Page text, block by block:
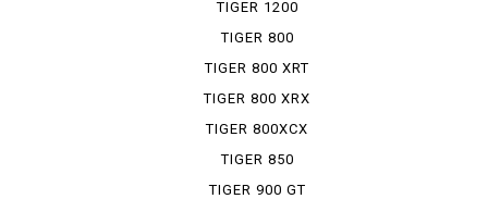
TIGER 1200
XRT
TIGER 800
TIGER 800 XRT
TIGER 800 XRX
TIGER 800XCX
TIGER 850
SPORT
TIGER 900 GT